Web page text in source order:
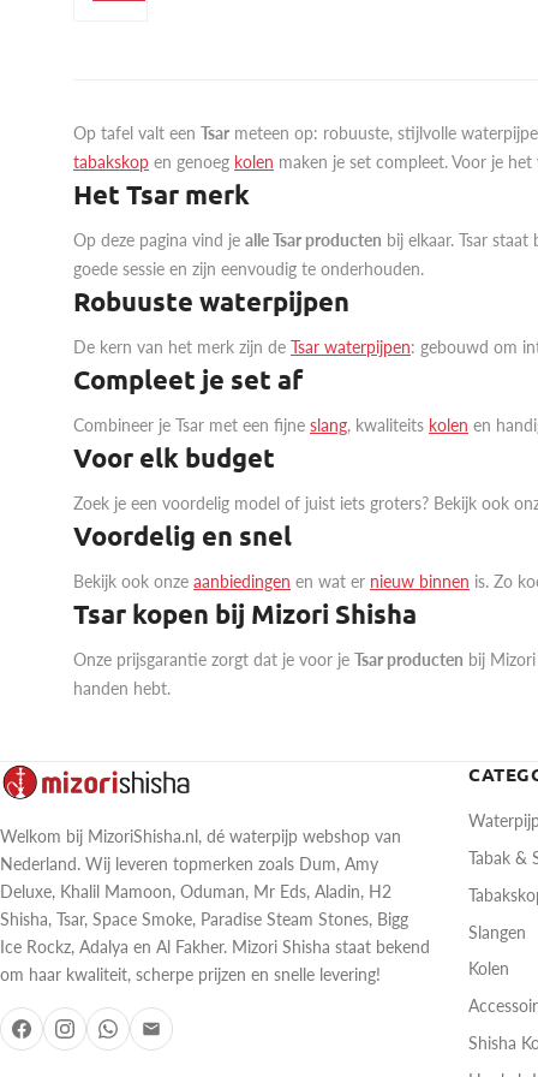
Op tafel valt een Tsar meteen op: robuuste, stijlvolle
tabakskop en genoeg kolen maken je set compleet. Voor je
Het Tsar merk
Op deze pagina vind je alle Tsar producten bij elkaar. Tsar
goede sessie en zijn eenvoudig te onderhouden.
Robuuste waterpijpen
De kern van het merk zijn de Tsar waterpijpen: gebouwd om
Compleet je set af
Combineer je Tsar met een fijne slang, kwaliteits kolen en
Voor elk budget
Zoek je een voordelig model of juist iets groters? Bekijk ook
Voordelig en snel
Bekijk ook onze aanbiedingen en wat er nieuw binnen is. Zo
Tsar kopen bij Mizori Shisha
Onze prijsgarantie zorgt dat je voor je Tsar producten bij
handen hebt.
Tabak &
Slangen
Kolen
Shisha
Welkom bij MizoriShisha.nl, dé waterpijp webshop van
Nederland. Wij leveren topmerken zoals Dum, Amy
Deluxe, Khalil Mamoon, Oduman, Mr Eds, Aladin, H2
Shisha, Tsar, Space Smoke, Paradise Steam Stones, Bigg
Ice Rockz, Adalya en Al Fakher. Mizori Shisha staat bekend
om haar kwaliteit, scherpe prijzen en snelle levering!